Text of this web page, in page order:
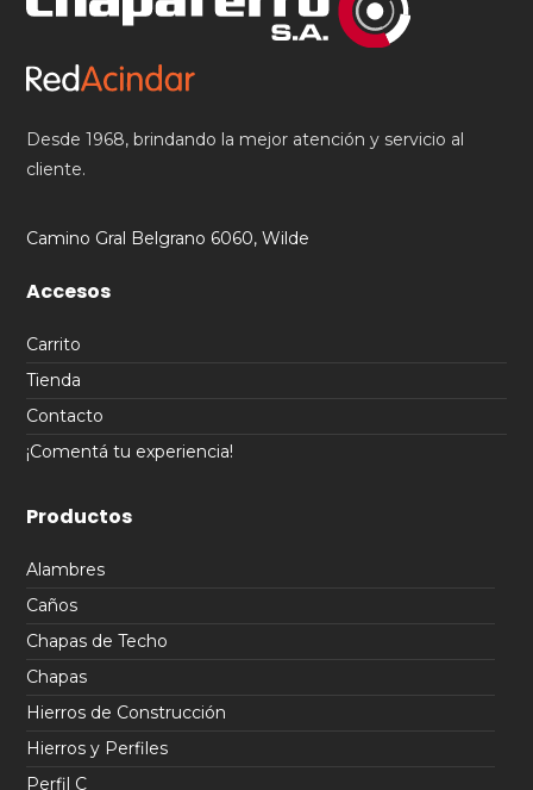
Desde 1968, brindando la mejor atención y servicio al
cliente.
Camino Gral Belgrano 6060, Wilde
Accesos
Carrito
Tienda
Contacto
¡Comentá tu experiencia!
Productos
Alambres
Caños
Chapas de Techo
Chapas
Hierros de Construcción
Hierros y Perfiles
Perfil C